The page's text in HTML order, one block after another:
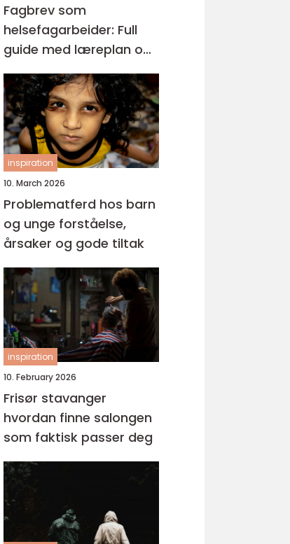
Fagbrev som
helsefagarbeider: Full
guide med læreplan og
praksis
inspiration
10. March 2026
Problematferd hos barn
og unge forståelse,
årsaker og gode tiltak
inspiration
10. February 2026
Frisør stavanger
hvordan finne salongen
som faktisk passer deg